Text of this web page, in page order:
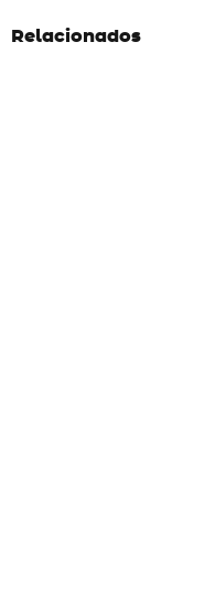
Relacionados